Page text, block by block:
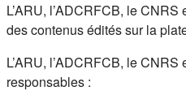
L’ARU, l’ADCRFCB, le
des contenus édités sur la
L’ARU, l’ADCRFCB, le CNRS
responsables :